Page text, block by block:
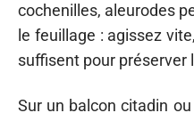
cochenilles, aleurodes
le feuillage : agissez
suffisent pour préserver
Sur un balcon citadin